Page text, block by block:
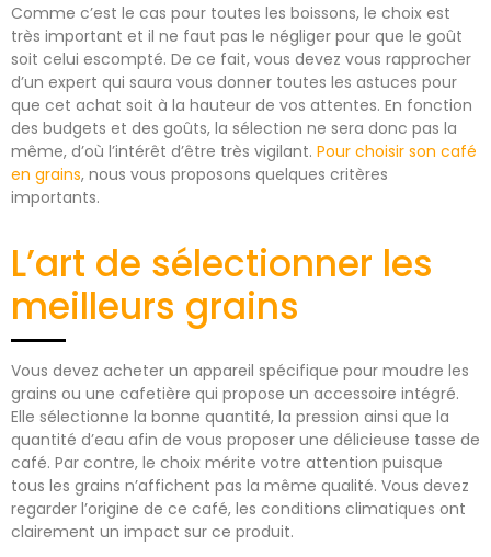
Comme c’est le cas pour toutes les boissons, le choix est
très important et il ne faut pas le négliger pour que le goût
soit celui escompté. De ce fait, vous devez vous rapprocher
d’un expert qui saura vous donner toutes les astuces pour
que cet achat soit à la hauteur de vos attentes. En fonction
des budgets et des goûts, la sélection ne sera donc pas la
même, d’où l’intérêt d’être très vigilant. Pour choisir son café
en grains, nous vous proposons quelques critères
importants.
L’art de sélectionner les
meilleurs grains
Vous devez acheter un appareil spécifique pour moudre les
grains ou une cafetière qui propose un accessoire intégré.
Elle sélectionne la bonne quantité, la pression ainsi que la
quantité d’eau afin de vous proposer une délicieuse tasse de
café. Par contre, le choix mérite votre attention puisque
tous les grains n’affichent pas la même qualité. Vous devez
regarder l’origine de ce café, les conditions climatiques ont
clairement un impact sur ce produit.